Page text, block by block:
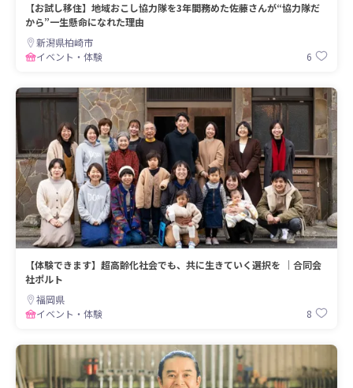
【お試し移住】地域おこし協力隊を3年間務めた佐藤さんが“協力隊だ
から”一生懸命になれた理由
新潟県柏崎市
イベント・体験
6
【体験できます】超高齢化社会でも、共に生きていく選択を ｜合同会
社ポルト
福岡県
イベント・体験
8